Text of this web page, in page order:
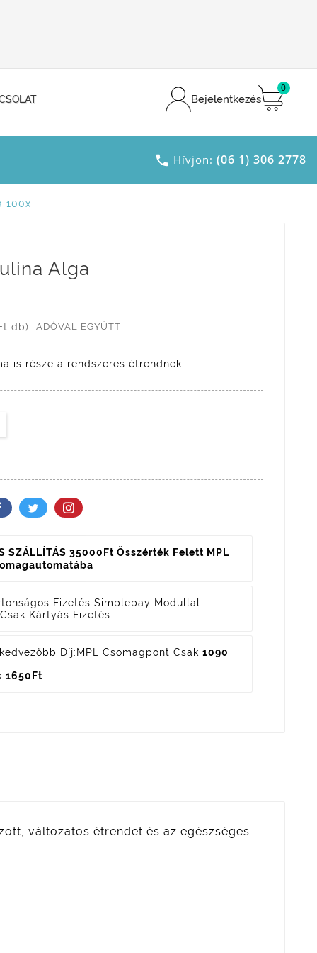
Bejelentkezés
0
 Hívjon: (06 1) 306 2778
100x
Alga
db) ADÓVAL EGYÜTT
is része a rendszeres étrendnek.
SZÁLLÍTÁS 35000Ft Összérték Felett MPL
Fizetés Simplepay Modullal.
Kártyás Fizetés.
Díj: MPL Csomagpont Csak 1090
1650Ft
változatos étrendet és az egészséges